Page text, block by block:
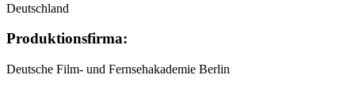
Deutschland
Produktionsfirma:
Deutsche Film- und Fernsehakademie Berlin